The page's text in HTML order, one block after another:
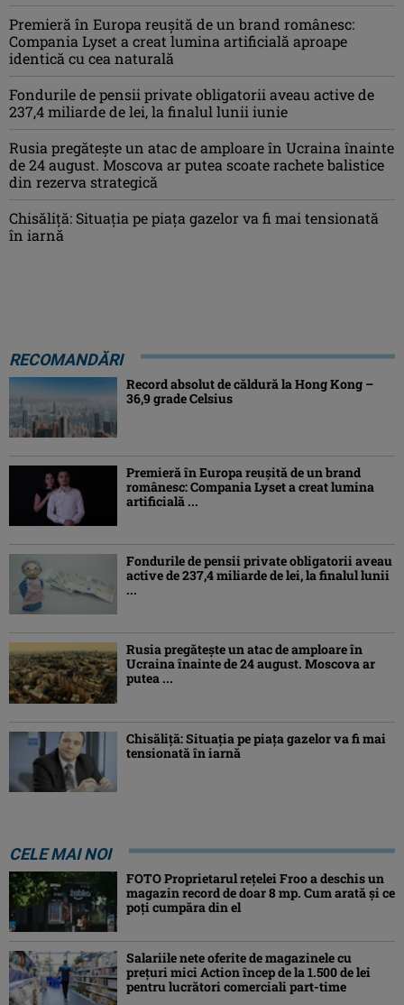
Premieră în Europa reușită de un brand românesc:
Compania Lyset a creat lumina artificială aproape
identică cu cea naturală
Fondurile de pensii private obligatorii aveau active de
237,4 miliarde de lei, la finalul lunii iunie
Rusia pregătește un atac de amploare în Ucraina înainte
de 24 august. Moscova ar putea scoate rachete balistice
din rezerva strategică
Chisăliţă: Situaţia pe piaţa gazelor va fi mai tensionată
în iarnă
RECOMANDĂRI
Record absolut de căldură la Hong Kong –
36,9 grade Celsius
Premieră în Europa reușită de un brand
românesc: Compania Lyset a creat lumina
artificială ...
Fondurile de pensii private obligatorii aveau
active de 237,4 miliarde de lei, la finalul lunii
...
Rusia pregătește un atac de amploare în
Ucraina înainte de 24 august. Moscova ar
putea ...
Chisăliţă: Situaţia pe piaţa gazelor va fi mai
tensionată în iarnă
CELE MAI NOI
FOTO Proprietarul rețelei Froo a deschis un
magazin record de doar 8 mp. Cum arată și ce
poți cumpăra din el
Salariile nete oferite de magazinele cu
prețuri mici Action încep de la 1.500 de lei
pentru lucrători comerciali part-time